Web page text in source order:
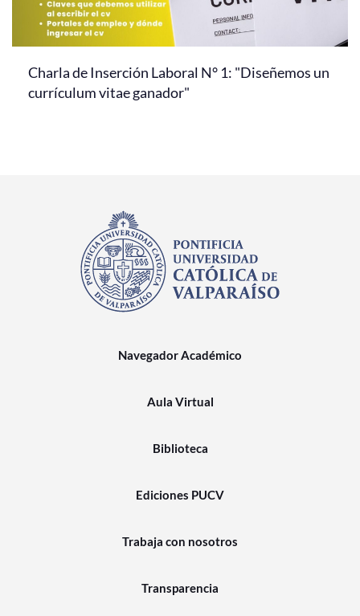
Charla de Inserción Laboral N° 1: "Diseñemos un
currículum vitae ganador"
Navegador Académico
Aula Virtual
Biblioteca
Ediciones PUCV
Trabaja con nosotros
Transparencia